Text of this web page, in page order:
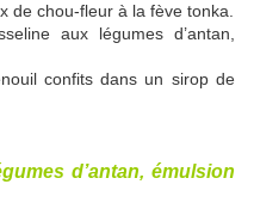
de chou-fleur à la fève tonka.
aux légumes d’antan,
confits dans un sirop de
d’antan, émulsion